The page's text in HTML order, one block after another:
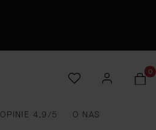
OPINIE 4,9/5 O NAS